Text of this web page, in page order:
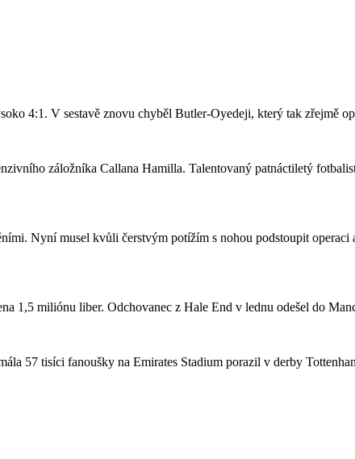
4:1. V sestavě znovu chyběl Butler-Oyedeji, který tak zřejmě
záložníka Callana Hamilla. Talentovaný patnáctiletý
Nyní musel kvůli čerstvým potížím s nohou podstoupit
1,5 miliónu liber. Odchovanec z Hale End v lednu odešel do
57 tisíci fanoušky na Emirates Stadium porazil v derby